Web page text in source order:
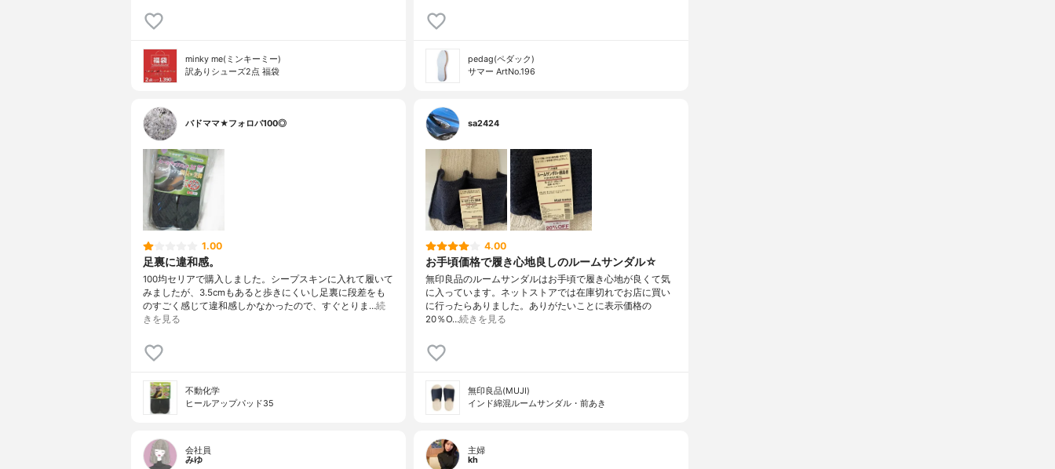
minky me(ミンキーミー)
訳ありシューズ2点 福袋
pedag(ペダック)
サマー ArtNo.196
バドママ★フォロバ100◎
1.00
足裏に違和感。
100均セリアで購入しました。シープスキンに入れて履いて
みましたが、3.5cmもあると歩きにくいし足裏に段差をも
のすごく感じて違和感しかなかったので、すぐとりま…続
きを見る
不動化学
ヒールアップパッド35
sa2424
4.00
お手頃価格で履き心地良しのルームサンダル☆
無印良品のルームサンダルはお手頃で履き心地が良くて気
に入っています。ネットストアでは在庫切れでお店に買い
に行ったらありました。ありがたいことに表示価格の
20％O…続きを見る
無印良品(MUJI)
インド綿混ルームサンダル・前あき
会社員
みゆ
主婦
kh